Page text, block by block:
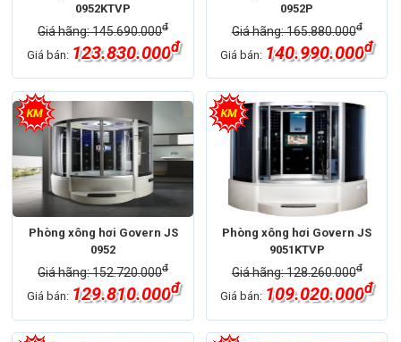
0952KTVP
Giá hãng: 145.690.000đ
Giá bán: 123.830.000đ
0952P
Giá hãng: 165.880.000đ
Giá bán: 140.990.000đ
Phòng xông hơi Govern JS
0952
Giá hãng: 152.720.000đ
Giá bán: 129.810.000đ
Phòng xông hơi Govern JS
9051KTVP
Giá hãng: 128.260.000đ
Giá bán: 109.020.000đ